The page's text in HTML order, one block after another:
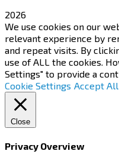
2026
We use cookies on our
relevant experience by
and repeat visits. By
use of ALL the cookies.
Settings" to provide a
Cookie Settings Accept All
Close
Privacy Overview